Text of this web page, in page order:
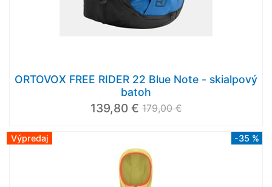
ORTOVOX FREE RIDER 22 Blue Note - skialpový
batoh
139,80 € 179,00 €
Výpredaj -35 %